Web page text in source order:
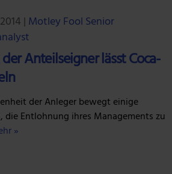
| Motley Fool Senior
Anteilseigner lässt Coca-
der Anleger bewegt einige
die Entlohnung ihres Managements zu
»